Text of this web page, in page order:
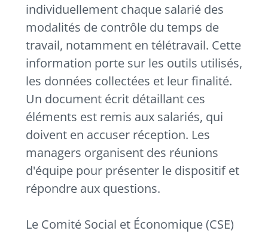
individuellement chaque salarié des
modalités de contrôle du temps de
travail, notamment en télétravail. Cette
information porte sur les outils utilisés,
les données collectées et leur finalité.
Un document écrit détaillant ces
éléments est remis aux salariés, qui
doivent en accuser réception. Les
managers organisent des réunions
d'équipe pour présenter le dispositif et
répondre aux questions.
Le Comité Social et Économique (CSE)